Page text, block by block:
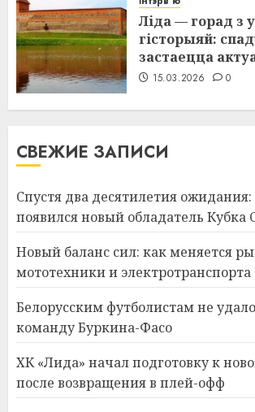
Ліда — горад з
гісторыяй:
застаецца
15.03.2026 0
СВЕЖИЕ ЗАПИСИ
Спустя два десятилетия
появился новый обладатель Кубка
Новый баланс сил: как меняется
мототехники и электротранспорта
Белорусским футболистам не
команду Буркина-Фасо
ХК «Лида» начал подготовку к
после возвращения в плей-офф